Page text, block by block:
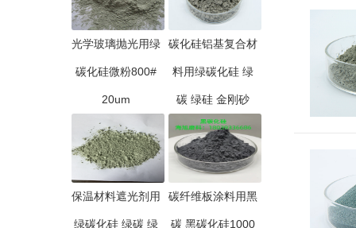
光学玻璃抛光用绿
碳化硅微粉800#
20um
碳化硅铝基复合材
料用绿碳化硅 绿
碳 绿硅 金刚砂
保温材料遮光剂用
绿碳化硅 绿碳 绿
碳纤维板涂料用黑
碳 黑碳化硅1000